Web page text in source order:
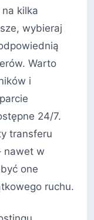
kilka
wybieraj
Warto
i
24/7.
transferu
nawet w
one
ruchu.